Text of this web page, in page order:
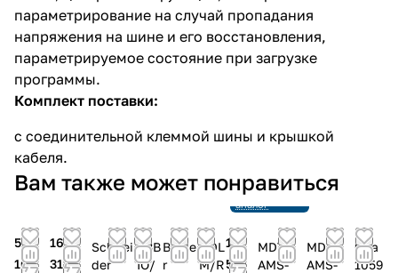
параметрирование на случай пропадания
напряжения на шине и его восстановления,
параметрируемое состояние при загрузке
программы.
Комплект поставки:
с соединительной клеммой шины и крышкой
кабеля.
Вам также может понравиться
59
100
169
312
Schnei
der
ABB
IO/
Berke
r
HDL
M/R
производства
Ссылка на
121
534
MDT
AMS-
MDT
AMS-
Gira
1059